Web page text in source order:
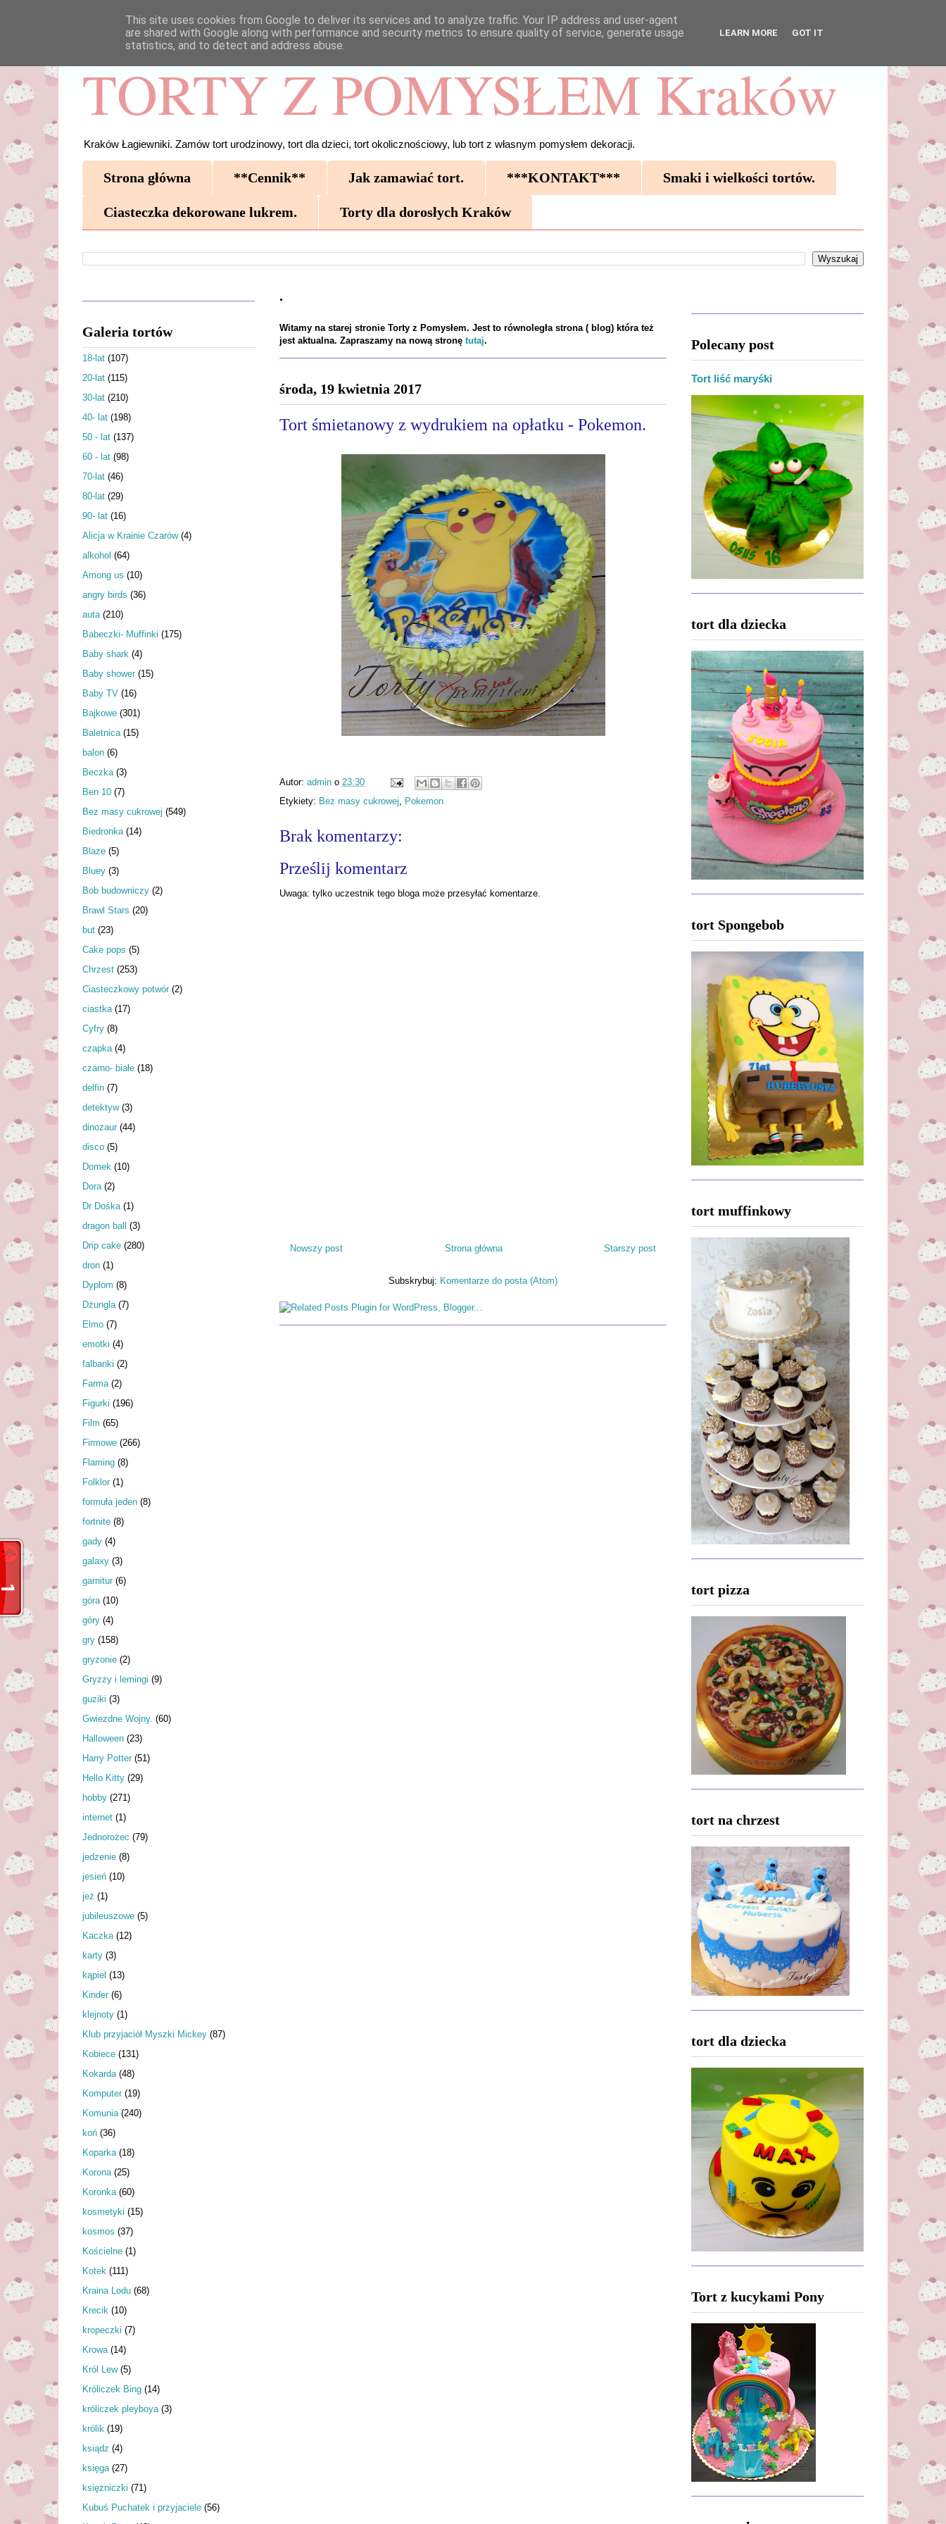
TORTY Z POMYSŁEM Kraków
Kraków Łagiewniki. Zamów tort urodzinowy, tort dla dzieci, tort okolicznościowy, lub tort z własnym pomysłem dekoracji.
Strona główna **Cennik** Jak zamawiać tort. ***KONTAKT*** Smaki i wielkości tortów.
Ciasteczka dekorowane lukrem. Torty dla dorosłych Kraków
.
Witamy na starej stronie Torty z Pomysłem. Jest to równoległa strona ( blog) która też
jest aktualna. Zapraszamy na nową stronę tutaj.
środa, 19 kwietnia 2017
Tort śmietanowy z wydrukiem na opłatku - Pokemon.
Autor: admin o 23:30
Etykiety: Bez masy cukrowej Pokemon
Brak komentarzy:
Prześlij komentarz
Uwaga: tylko uczestnik tego bloga może przesyłać komentarze.
Nowszy post Starszy post
Strona główna
Subskrybuj: Komentarze do posta (Atom)
Galeria tortów
18-lat (107)
20-lat (115)
30-lat (210)
40- lat (198)
50 - lat (137)
60 - lat (98)
70-lat (46)
80-lat (29)
90- lat (16)
Alicja w Krainie Czarów (4)
alkohol (64)
Among us (10)
angry birds (36)
auta (210)
Babeczki- Muffinki (175)
Baby shark (4)
Baby shower (15)
Baby TV (16)
Bajkowe (301)
Baletnica (15)
balon (6)
Beczka (3)
Ben 10 (7)
Bez masy cukrowej (549)
Biedronka (14)
Blaze (5)
Bluey (3)
Bob budowniczy (2)
Brawl Stars (20)
but (23)
Cake pops (5)
Chrzest (253)
Ciasteczkowy potwór (2)
ciastka (17)
Cyfry (8)
czapka (4)
czarno- białe (18)
delfin (7)
detektyw (3)
dinozaur (44)
disco (5)
Domek (10)
Dora (2)
Dr Dośka (1)
dragon ball (3)
Drip cake (280)
dron (1)
Dyplom (8)
Dżungla (7)
Elmo (7)
emotki (4)
falbanki (2)
Farma (2)
Figurki (196)
Film (65)
Firmowe (266)
Flaming (8)
Folklor (1)
formuła jeden (8)
fortnite (8)
gady (4)
galaxy (3)
garnitur (6)
góra (10)
góry (4)
gry (158)
gryzonie (2)
Gryzzy i lemingi (9)
guziki (3)
Gwiezdne Wojny. (60)
Halloween (23)
Harry Potter (51)
Hello Kitty (29)
hobby (271)
internet (1)
Jednorożec (79)
jedzenie (8)
jesień (10)
jeż (1)
jubileuszowe (5)
Kaczka (12)
karty (3)
kąpiel (13)
Kinder (6)
klejnoty (1)
Klub przyjaciół Myszki Mickey (87)
Kobiece (131)
Kokarda (48)
Komputer (19)
Komunia (240)
koń (36)
Koparka (18)
Korona (25)
Koronka (60)
kosmetyki (15)
kosmos (37)
Kościelne (1)
Kotek (111)
Kraina Lodu (68)
Krecik (10)
kropeczki (7)
Krowa (14)
Król Lew (5)
Króliczek Bing (14)
króliczek pleyboya (3)
królik (19)
ksiądz (4)
księga (27)
księżniczki (71)
Kubuś Puchatek i przyjaciele (56)
Polecany post
Tort liść maryśki
tort dla dziecka
tort Spongebob
tort muffinkowy
tort pizza
tort na chrzest
tort dla dziecka
Tort z kucykami Pony
This site uses cookies from Google to deliver its services and to analyze traffic. Your IP address and user-agent
are shared with Google along with performance and security metrics to ensure quality of service, generate usage
statistics, and to detect and address abuse.
LEARN MORE GOT IT